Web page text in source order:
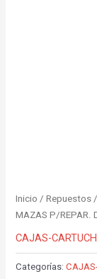
Inicio /Repuestos
MAZAS P/REPAR.
CAJAS-
Categorías: